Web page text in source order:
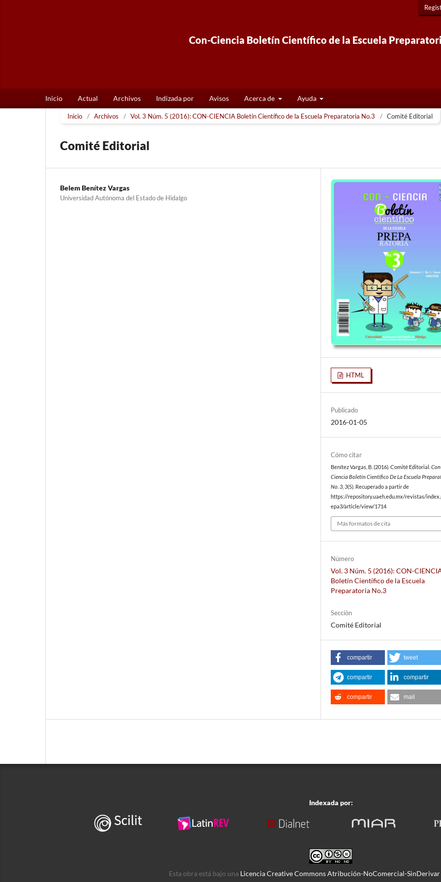
Con-Ciencia Boletín Científico de la Escuela
Inicio Actual Archivos Indizada por Avisos Acerca de Ayuda
Inicio / Archivos / Vol. 3 Núm. 5 (2016): CON-CIENCIA Boletín Científico de la Escuela Preparatoria No.3 / Comité Editorial
Comité Editorial
Belem Benítez Vargas
Universidad Autónoma del Estado de Hidalgo
HTML
Publicado
2016-01-05
Cómo citar
Benítez Vargas, B. (2016). Comité Editorial.
Ciencia Boletín Científico De La Escuela
No. 3 ,3(5). Recuperado a partir de
https://repository.uaeh.edu.mx/revistas/
epa3/article/view/1714
Más formatos de cita
Número
Vol. 3 Núm. 5 (2016): CON-
Boletín Científico de la Escuela
Preparatoria No.3
Sección
Comité Editorial
compartir tweet
compartir compartir
compartir mail
Indexada por:
Esta obra está bajo una Licencia Creative Commons Atribución-NoComercial-